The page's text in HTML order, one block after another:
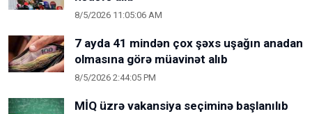
8/5/2026 11:05:06 AM
7 ayda 41 mindən çox şəxs uşağın anadan
olmasına görə müavinət alıb
8/5/2026 2:44:05 PM
MİQ üzrə vakansiya seçiminə başlanılıb